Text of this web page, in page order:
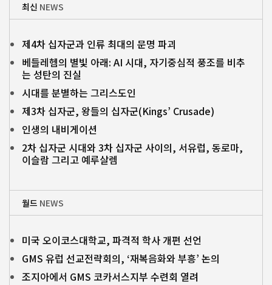
최신 NEWS
제4차 십자군과 인류 최대의 문명 파괴
베들레헴의 별빛 아래: AI 시대, 자기중심적 풍조를 비추
는 성탄의 진실
시대를 분별하는 그리스도인
제3차 십자군, 왕들의 십자군(Kings’ Crusade)
인생의 내비게이션
2차 십자군 시대와 3차 십자군 사이의, 서유럽, 동로마,
이슬람 그리고 예루살렘
월드 NEWS
미국 오이코스대학교, 파격적 학사 개편 선언
GMS 유럽 선교전략회의, ‘재복음화와 부흥’ 논의
조지아에서 GMS 코카서스지부 수련회 열려